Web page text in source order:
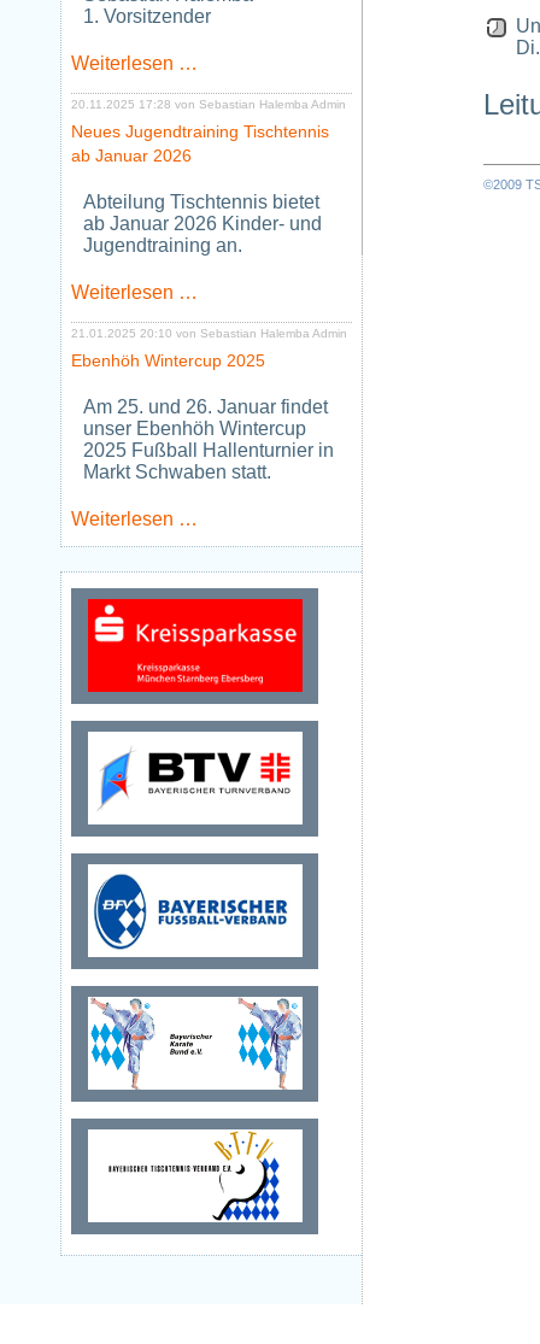
1. Vorsitzender
Weiterlesen …
Mitgliederversammlung
2025
20.11.2025 17:28 von Sebastian Halemba Admin
Neues Jugendtraining Tischtennis
ab Januar 2026
Abteilung Tischtennis bietet
ab Januar 2026 Kinder- und
Jugendtraining an.
Weiterlesen …
Tischtennis
ab
2026
21.01.2025 20:10 von Sebastian Halemba Admin
Ebenhöh Wintercup 2025
Am 25. und 26. Januar findet
unser Ebenhöh Wintercup
2025 Fußball Hallenturnier in
Markt Schwaben statt.
Weiterlesen …
©2009